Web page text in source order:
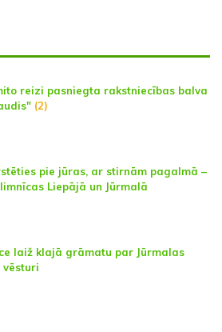
reizi pasniegta rakstniecības balva
(2)
pie jūras, ar stirnām pagalmā –
Liepājā un Jūrmalā
laiž klajā grāmatu par Jūrmalas
vēsturi